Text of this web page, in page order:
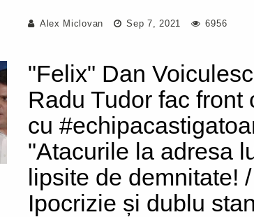
Alex Miclovan Sep 7, 2021 6956
"Felix" Dan
Radu Tudor fac front
cu
"Atacurile la adresa
lipsite de demnitate! /
Ipocrizie și dublu